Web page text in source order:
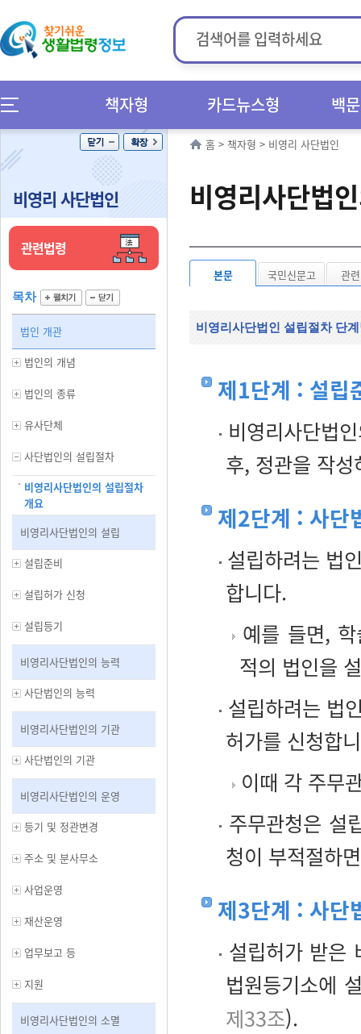
책자형 카드뉴스형 백
비영리 사단법인
관련법령
목차
법인 개관
법인의 개념
법인의 종류
유사단체
사단법인의 설립절차
비영리사단법인의 설립절차
개요
비영리사단법인의 설립
설립준비
설립허가 신청
설립등기
비영리사단법인의 능력
사단법인의 능력
비영리사단법인의 기관
사단법인의 기관
비영리사단법인의 운영
등기 및 정관변경
주소 및 분사무소
사업운영
재산운영
업무보고 등
지원
비영리사단법인의 소멸
홈 > 책자형 > 비영리 사단법인
비영리사단법
본문 국민신문고 관
비영리사단법인 설립절차 단
제1단계 : 설립
비영리사단법
후, 정관을 작
제2단계 : 사단
설립하려는 법
합니다.
예를 들면,
적의 법인을
설립하려는 법
허가를 신청합
이때 각 주무
주무관청은 설
청이 부적절하
제3단계 : 사단
설립허가 받은
법원등기소에
제33조).